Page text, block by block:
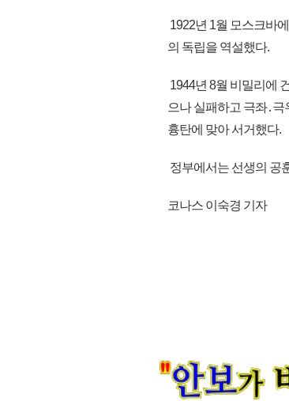
1922년 1월 모스크바
의 독립을 역설했다.
1944년 8월 비밀리에
으나 실패하고 극좌․
흉탄에 맞아 서거했다.
정부에서는 선생의 공
코나스 이숙경 기자